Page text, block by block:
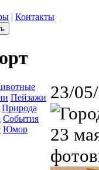
| Контакты
Пейзажи
Природа
События
Юмор
23/
23